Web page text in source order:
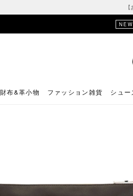
NEW
財布&革小物 ファッション雑貨 シュー